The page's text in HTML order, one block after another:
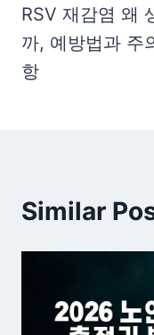
탐
색
RSV 재감염 왜
까, 예방법과 주
항
Similar